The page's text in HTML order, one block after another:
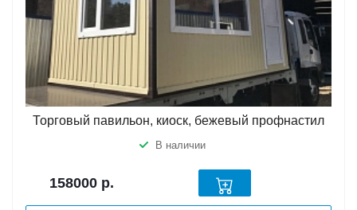
Торговый павильон, киоск, бежевый профнастил
В наличии
158000 р.